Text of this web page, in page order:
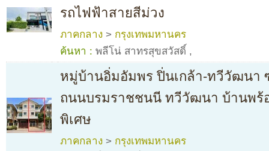
รถไฟฟ้าสายสีม่วง
ภาคกลาง > กรุงเทพมหานคร
ค้นหา : พลีโน่ สาทรสุขสวัสดิ์ ,
หมู่บ้านอิ่มอัมพร ปิ่นเกล้า-ทวีวัฒนา
ถนนบรมราชชนนี ทวีวัฒนา บ้านพร้
พิเศษ
ภาคกลาง > กรุงเทพมหานคร